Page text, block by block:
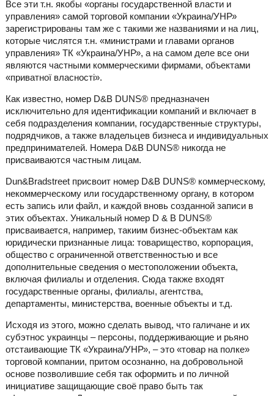
Все эти т.н. якобы «органы государственной власти и
управления» самой торговой компании «Украина/УНР»
зарегистрированы там же с такими же названиями и на лиц,
которые числятся т.н. «министрами и главами органов
управления» ТК «Украина/УНР», а на самом деле все они
являются частными коммерческими фирмами, объектами
«приватної власності».
Как известно, номер D&B DUNS® предназначен
исключительно для идентификации компаний и включает в
себя подразделения компании, государственные структуры,
подрядчиков, а также владельцев бизнеса и индивидуальных
предпринимателей. Номера D&B DUNS® никогда не
присваиваются частным лицам.
Dun&Bradstreet присвоит номер D&B DUNS® коммерческому,
некоммерческому или государственному органу, в котором
есть запись или файл, и каждой вновь созданной записи в
этих объектах. Уникальный номер D & B DUNS®
присваивается, например, такиим бизнес-объектам как
юридически признанные лица: товарищество, корпорация,
общество с ограниченной ответственностью и все
дополнительные сведения о местоположении объекта,
включая филиалы и отделения. Сюда также входят
государственные органы, филиалы, агентства,
департаменты, министерства, военные объекты и т.д.
Исходя из этого, можно сделать вывод, что галичане и их
субэтнос украинцы – персоны, поддерживающие и рьяно
отстаивающие ТК «Украина/УНР», – это «товар на полке»
торговой компании, притом осознанно, на добровольной
основе позволившие себя так оформить и по личной
инициативе защищающие своё право быть так